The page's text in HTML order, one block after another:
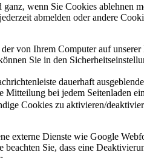
wenn Sie Cookies ablehnen
abmelden oder andere
von Ihrem Computer auf
Sie in den
dauerhaft
bei jedem Seitenladen
Cookies zu aktivieren/
externe Dienste wie Google
beachten Sie, dass eine